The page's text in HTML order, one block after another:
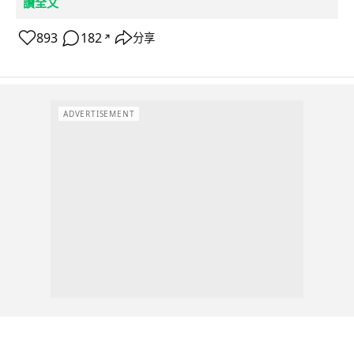
893 182 ↗ 分享
ADVERTISEMENT